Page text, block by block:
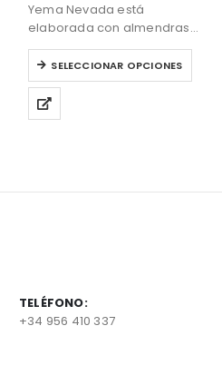
Yema Nevada está
elaborada con almendras
trituradas y yema de huevo
confitada, cubierto con una
fina capa de chocolate
blanco.
SELECCIONAR OPCIONES
Este
tiene
múltiples
de
producto
TELÉFONO:
+34 956 410 337